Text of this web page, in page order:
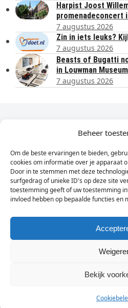
Beheer
Om de beste ervaringen te bieden,
cookies om informatie over je apparaat
Door in te stemmen met deze
surfgedrag of unieke ID's op deze site
toestemming geeft of uw toestemming
invloed hebben op bepaalde functies en
Bekijk
Harpist Joost
promenadeconcert
7 augustus 2026
Zin in iets leuks?
7 augustus 2026
Beasts of Bugatti
in Louwman Museum
7 augustus 2026
Dagelijks het laatste
Vul
hier
je
e-
mailadres
in
Sign